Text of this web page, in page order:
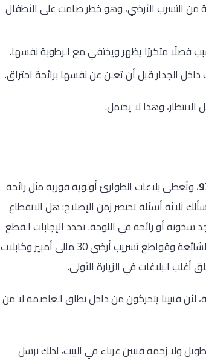
من التسرب الأرضي، وهو خطر صامت على الأطفال
فصلًا متكررًا يظهر ويختفي مع الرطوبة نفسها.
الجدار قبل أن تعلن عن نفسها برائحة احتراق.
وهذا لا يحتمل.
، وتُعطى بلاغات الطوارئ أولوية فورية مثل رائحة
ثلاثة أسئلة تختصر زمن الإصلاح: هل الانقطاع
أو رائحة في اللوحة. تحدد الإجابات القطع
التي يحملها الفني معه، وسيارة الخدمة مجهزة بقواطع مصغرة بجميع المقاسات الشائعة وقواطع تسريب أرضي 30 مللي أمبير وكابلات
لأن فنيينا يتحركون من داخل نطاق العاصمة لا من
ولا زحمة فنيين غرباء في البيت، لذلك نرسل